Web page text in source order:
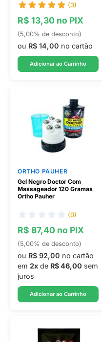
(3)
R$ 13,30 no PIX
(5,00% de desconto)
ou R$ 14,00 no cartão
Adicionar ao Carrinho
ORTHO PAUHER
Gel Negro Doctor Com
Massageador 120 Gramas
Ortho Pauher
(0)
R$ 87,40 no PIX
(5,00% de desconto)
ou R$ 92,00 no cartão
em 2x de R$ 46,00 sem
juros
Adicionar ao Carrinho